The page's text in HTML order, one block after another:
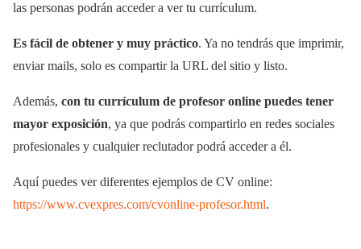
las personas podrán acceder a ver tu currículum.
Es fácil de obtener y muy práctico. Ya no tendrás que imprimir,
enviar mails, solo es compartir la URL del sitio y listo.
Además, con tu currículum de profesor online puedes tener
mayor exposición, ya que podrás compartirlo en redes sociales
profesionales y cualquier reclutador podrá acceder a él.
Aquí puedes ver diferentes ejemplos de CV online:
https://www.cvexpres.com/cvonline-profesor.html.